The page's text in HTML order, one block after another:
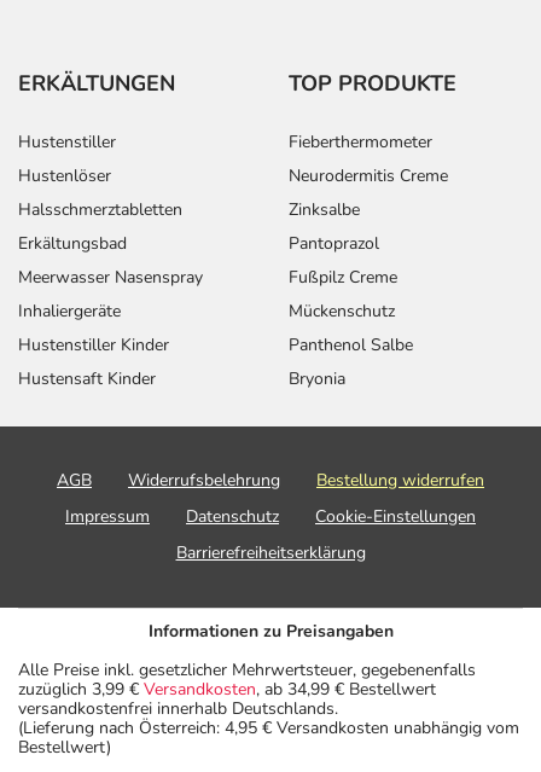
ERKÄLTUNGEN
Hustenstiller
Hustenlöser
Halsschmerztabletten
Erkältungsbad
Meerwasser Nasenspray
Inhaliergeräte
Hustenstiller Kinder
Hustensaft Kinder
TOP PRODUKTE
Fieberthermometer
Neurodermitis Creme
Zinksalbe
Pantoprazol
Fußpilz Creme
Mückenschutz
Panthenol Salbe
Bryonia
AGB Widerrufsbelehrung
Bestellung widerrufen
Impressum
Datenschutz
Cookie-Einstellungen
Barrierefreiheitserklärung
Informationen zu Preisangaben
Alle Preise inkl. gesetzlicher Mehrwertsteuer, gegebenenfalls
zuzüglich 3,99 € Versandkosten, ab 34,99 € Bestellwert
versandkostenfrei innerhalb Deutschlands.
(Lieferung nach Österreich: 4,95 € Versandkosten unabhängig vom
Bestellwert)